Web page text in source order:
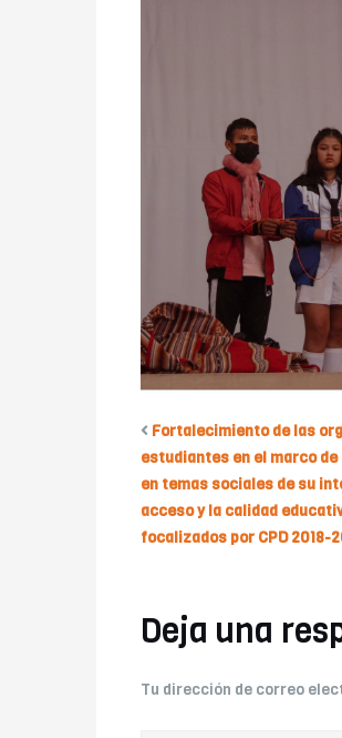
Fortalecimiento de las
estudiantes en el marco de
en temas sociales de su
acceso y la calidad
focalizados por CPD 2018-
Deja una
Tu dirección de correo